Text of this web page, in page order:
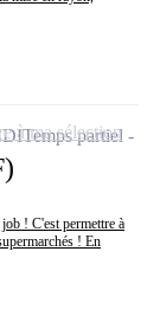
! C'est permettre à
! En
Temps partiel
à ma sélection